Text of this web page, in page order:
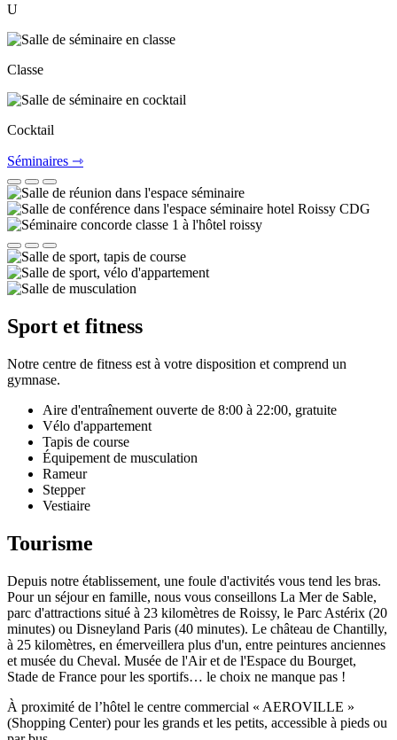
U
Classe
Cocktail
Séminaires ⇾
Sport et fitness
Notre centre de fitness est à votre disposition et comprend un
gymnase.
Aire d'entraînement ouverte de 8:00 à 22:00, gratuite
Vélo d'appartement
Tapis de course
Équipement de musculation
Rameur
Stepper
Vestiaire
Tourisme
Depuis notre établissement, une foule d'activités vous tend les bras.
Pour un séjour en famille, nous vous conseillons La Mer de Sable,
parc d'attractions situé à 23 kilomètres de Roissy, le Parc Astérix (20
minutes) ou Disneyland Paris (40 minutes). Le château de Chantilly,
à 25 kilomètres, en émerveillera plus d'un, entre peintures anciennes
et musée du Cheval. Musée de l'Air et de l'Espace du Bourget,
Stade de France pour les sportifs… le choix ne manque pas !
À proximité de l’hôtel le centre commercial « AEROVILLE »
(Shopping Center) pour les grands et les petits, accessible à pieds ou